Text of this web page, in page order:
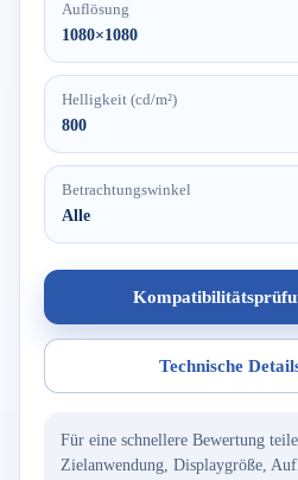
Auflösung
1080×1080
Helligkeit (cd/m²)
800
Betrachtungswinkel
Alle
Technische
Für eine schnellere Bewertung
Zielanwendung, Displaygröße,